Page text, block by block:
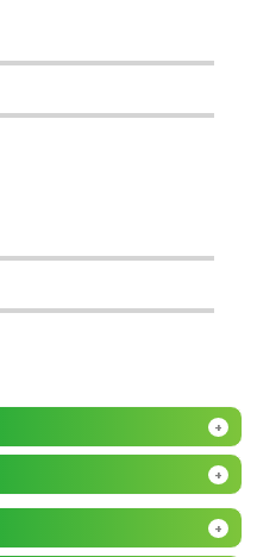
+
+
+